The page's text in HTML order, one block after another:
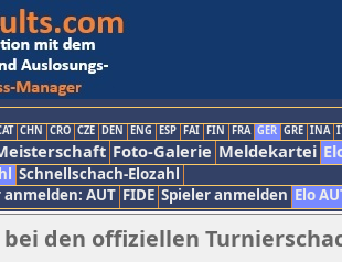
CHN CRO CZE DEN ENG ESP FAI FIN FRA GER GRE INA
Foto-Galerie Meldekartei
Schnellschach-Elozahl
AUT FIDE Spieler anmelden Elo
den offiziellen